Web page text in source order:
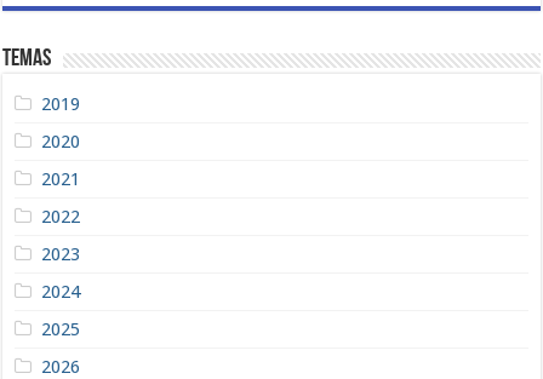
Temas
2019
2020
2021
2022
2023
2024
2025
2026